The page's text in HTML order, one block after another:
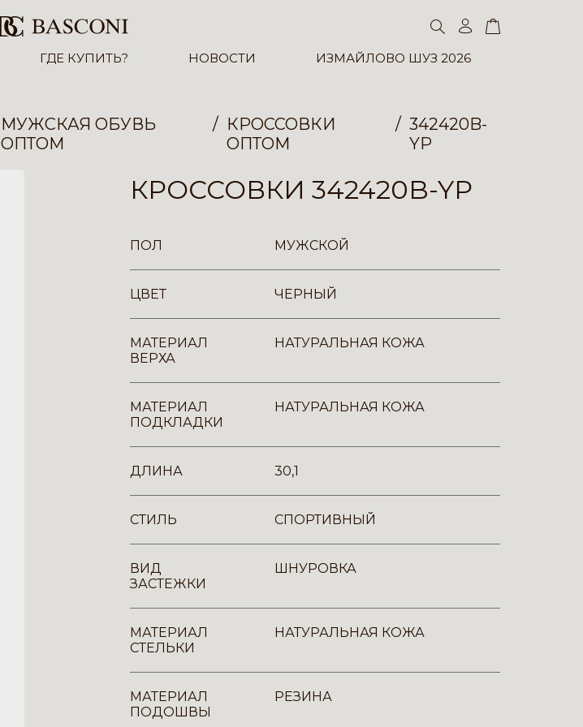
ГДЕ КУПИТЬ? НОВОСТИ ИЗМАЙЛОВО ШУЗ 2026
МУЖСКАЯ ОБУВЬ
ОПТОМ
КРОССОВКИ
ОПТОМ
342420B-
YP
КРОССОВКИ 342420B-YP
ПОЛ МУЖСКОЙ
ЦВЕТ ЧЕРНЫЙ
МАТЕРИАЛ
ВЕРХА
НАТУРАЛЬНАЯ КОЖА
МАТЕРИАЛ
ПОДКЛАДКИ
НАТУРАЛЬНАЯ КОЖА
ДЛИНА 30,1
СТИЛЬ СПОРТИВНЫЙ
ВИД
ЗАСТЕЖКИ
ШНУРОВКА
МАТЕРИАЛ
СТЕЛЬКИ
НАТУРАЛЬНАЯ КОЖА
МАТЕРИАЛ
ПОДОШВЫ
РЕЗИНА